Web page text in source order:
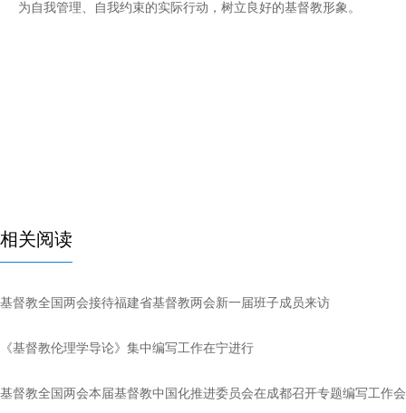
为自我管理、自我约束的实际行动，树立良好的基督教形象。
相关阅读
基督教全国两会接待福建省基督教两会新一届班子成员来访
《基督教伦理学导论》集中编写工作在宁进行
基督教全国两会本届基督教中国化推进委员会在成都召开专题编写工作